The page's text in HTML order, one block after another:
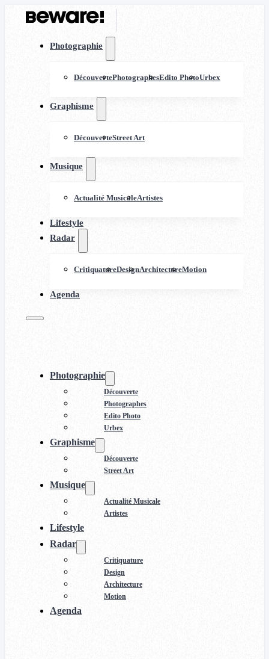
Photographie
DécouvertePhotographesEdito PhotoUrbex
Graphisme
DécouverteStreet Art
Musique
Actualité MusicaleArtistes
Lifestyle
Radar
CritiquatureDesignArchitectureMotion
Agenda
Photographie
Découverte
Photographes
Edito Photo
Urbex
Graphisme
Découverte
Street Art
Musique
Actualité Musicale
Artistes
Lifestyle
Radar
Critiquature
Design
Architecture
Motion
Agenda